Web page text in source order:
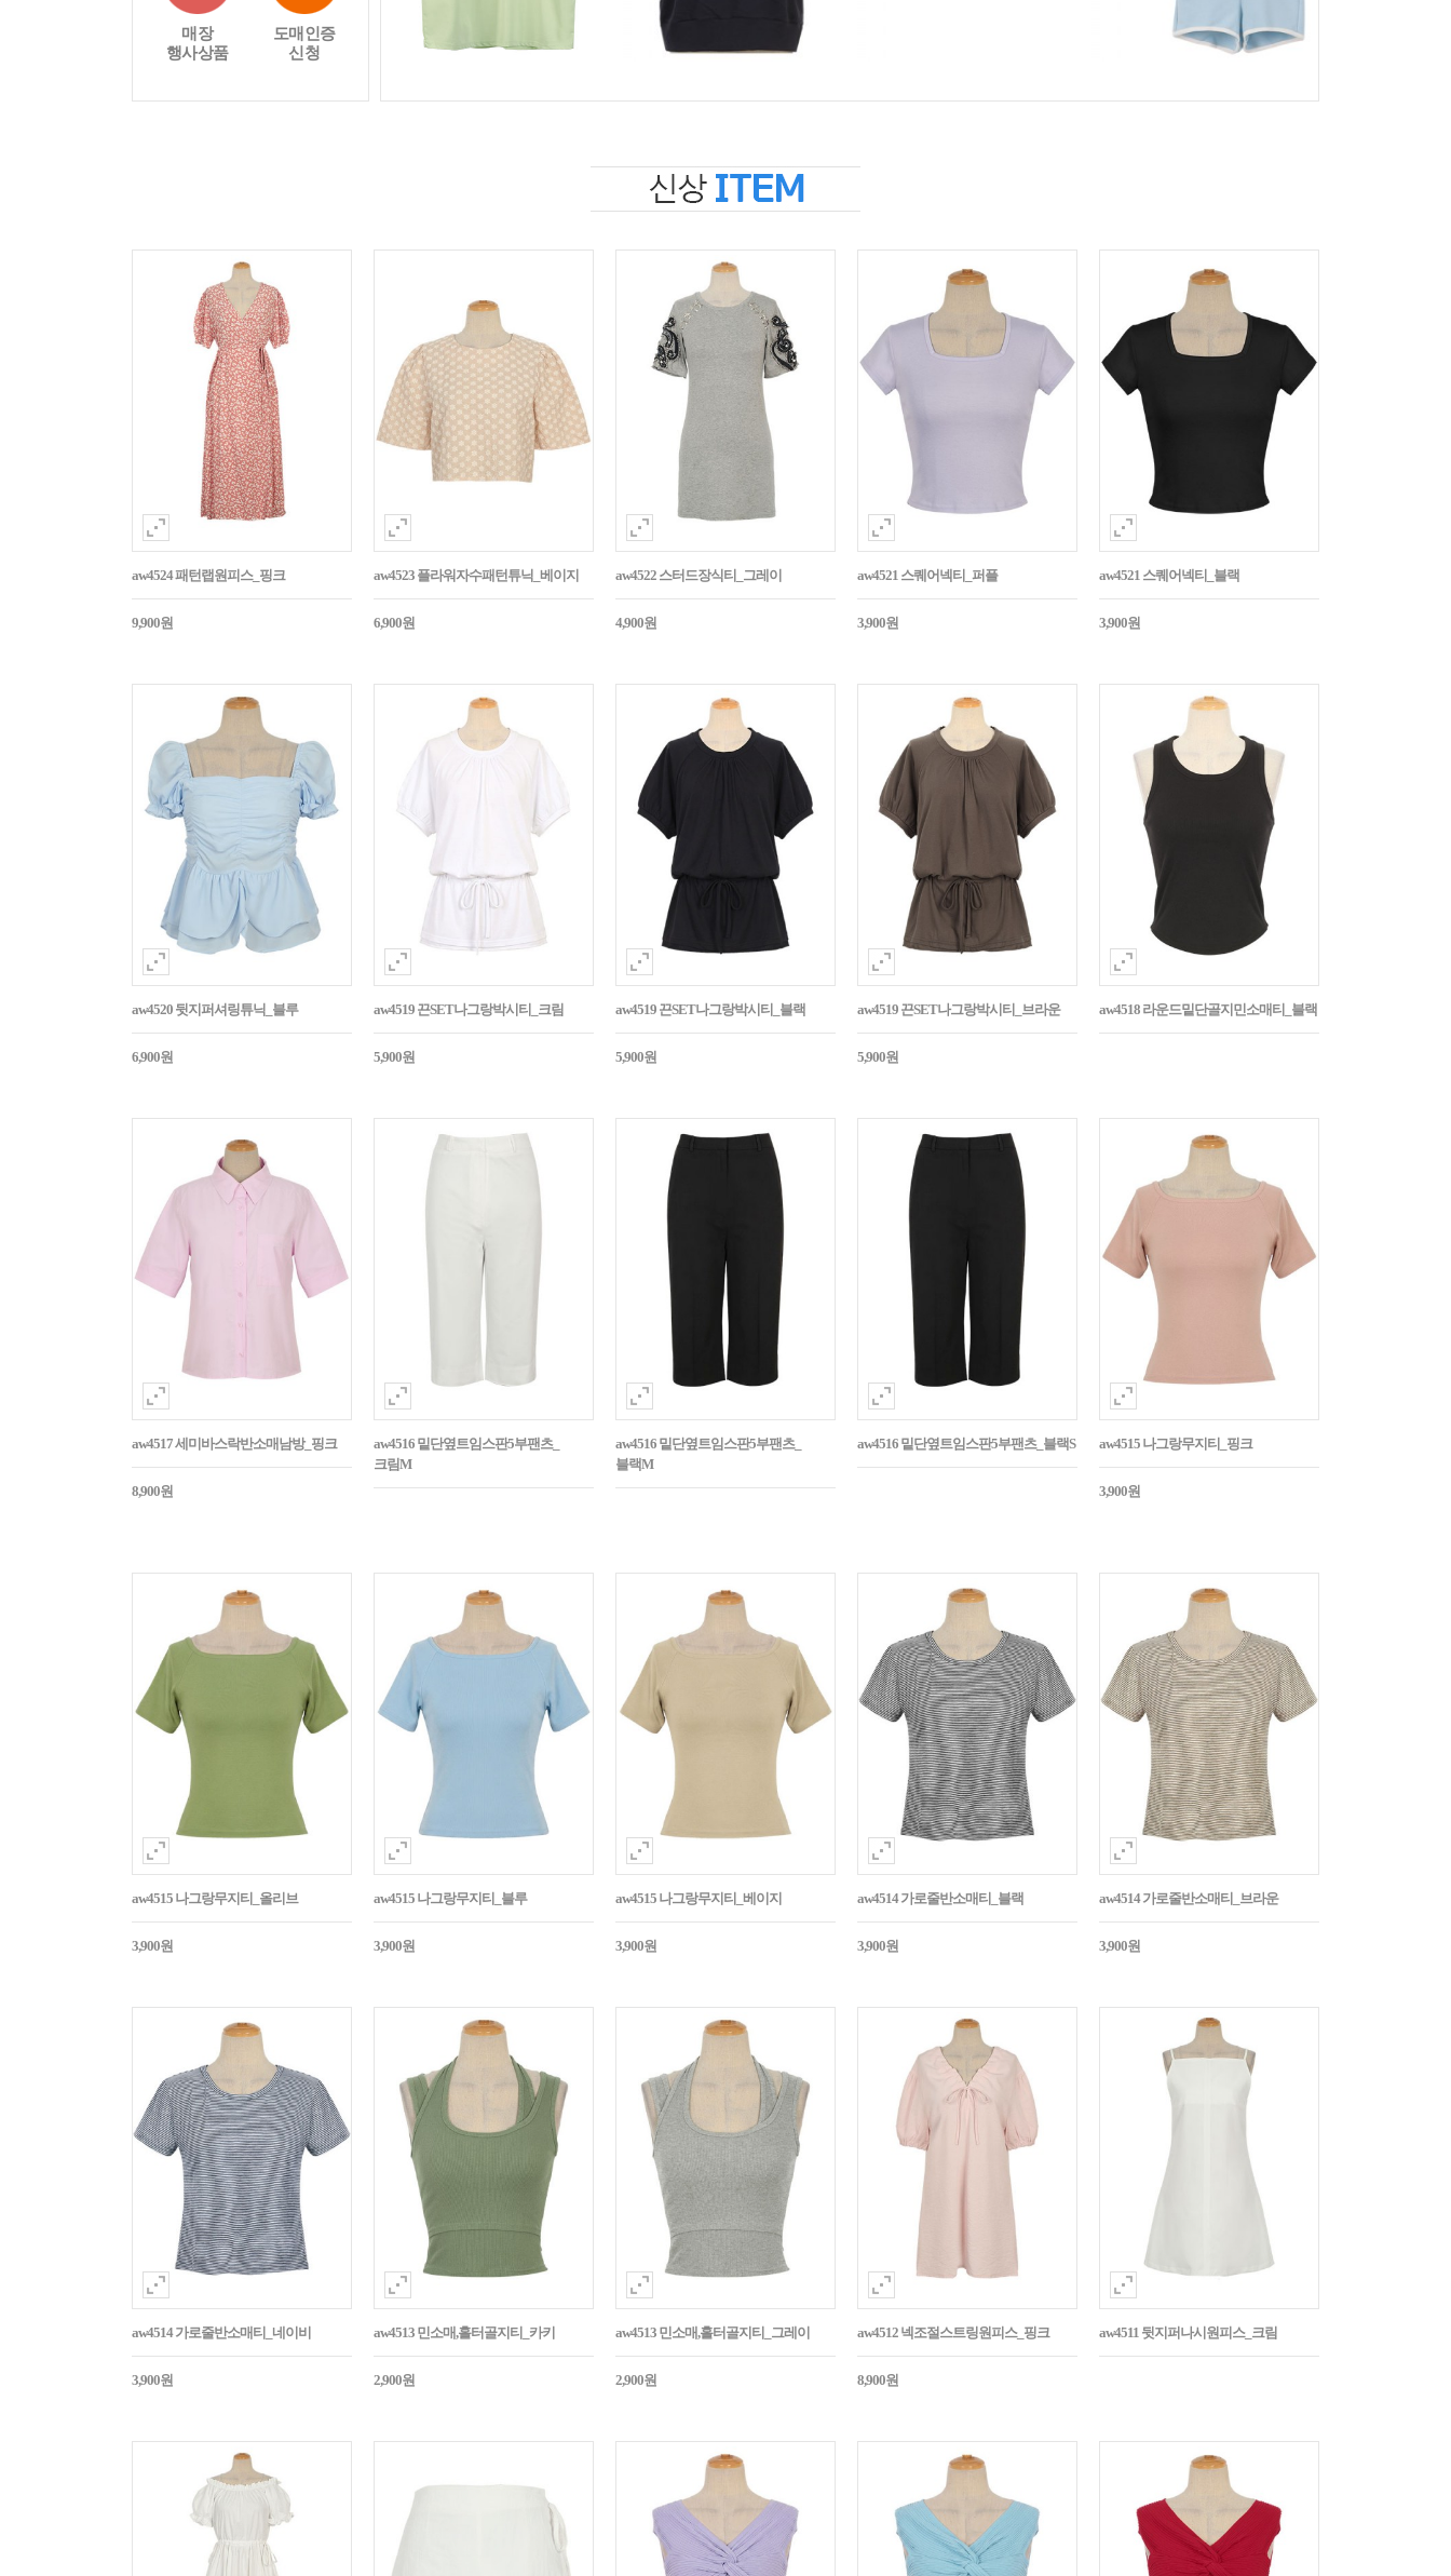
매장
행사상품
도매인증
신청
aw4524 패턴랩원피스_핑크
9,900원
aw4523 플라워자수패턴튜닉_베이지
6,900원
aw4522 스터드장식티_그레이
4,900원
aw4521 스퀘어넥티_퍼플
3,900원
aw4521 스퀘어넥티_블랙
3,900원
aw4520 뒷지퍼셔링튜닉_블루
6,900원
aw4519 끈SET나그랑박시티_크림
5,900원
aw4519 끈SET나그랑박시티_블랙
5,900원
aw4519 끈SET나그랑박시티_브라운
5,900원
aw4518 라운드밑단골지민소매티_블랙
aw4517 세미바스락반소매남방_핑크
8,900원
aw4516 밑단옆트임스판5부팬츠_
크림M
aw4516 밑단옆트임스판5부팬츠_
블랙M
aw4516 밑단옆트임스판5부팬츠_블랙S aw4515 나그랑무지티_핑크
3,900원
aw4515 나그랑무지티_올리브
3,900원
aw4515 나그랑무지티_블루
3,900원
aw4515 나그랑무지티_베이지
3,900원
aw4514 가로줄반소매티_블랙
3,900원
aw4514 가로줄반소매티_브라운
3,900원
aw4514 가로줄반소매티_네이비
3,900원
aw4513 민소매,홀터골지티_카키
2,900원
aw4513 민소매,홀터골지티_그레이
2,900원
aw4512 넥조절스트링원피스_핑크
8,900원
aw4511 뒷지퍼나시원피스_크림